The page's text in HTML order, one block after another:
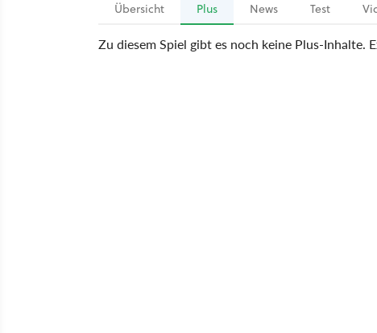
Übersicht Plus News Test
Zu diesem Spiel gibt es noch keine Plus-Inhalte.